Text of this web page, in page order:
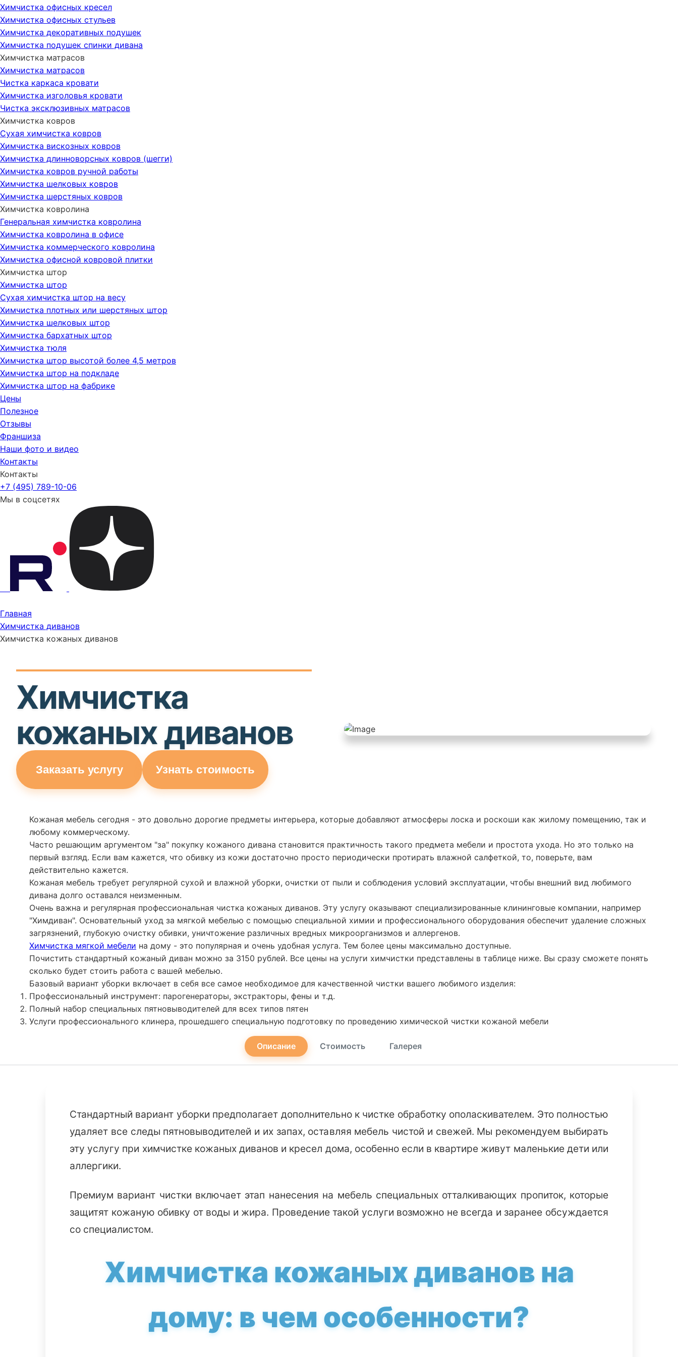
Химчистка офисных кресел
Химчистка офисных стульев
Химчистка декоративных подушек
Химчистка подушек спинки дивана
Химчистка матрасов
Химчистка матрасов
Чистка каркаса кровати
Химчистка изголовья кровати
Чистка эксклюзивных матрасов
Химчистка ковров
Сухая химчистка ковров
Химчистка вискозных ковров
Химчистка длинноворсных ковров (шегги)
Химчистка ковров ручной работы
Химчистка шелковых ковров
Химчистка шерстяных ковров
Химчистка ковролина
Генеральная химчистка ковролина
Химчистка ковролина в офисе
Химчистка коммерческого ковролина
Химчистка офисной ковровой плитки
Химчистка штор
Химчистка штор
Сухая химчистка штор на весу
Химчистка плотных или шерстяных штор
Химчистка шелковых штор
Химчистка бархатных штор
Химчистка тюля
Химчистка штор высотой более 4,5 метров
Химчистка штор на подкладе
Химчистка штор на фабрике
Цены
Полезное
Отзывы
Франшиза
Наши фото и видео
Контакты
Контакты
+7 (495) 789-10-06
Мы в соцсетях
Главная
Химчистка диванов
Химчистка кожаных диванов
Химчистка
кожаных диванов
Заказать услугу Узнать стоимость
Кожаная мебель сегодня - это довольно дорогие предметы интерьера, которые добавляют атмосферы лоска и роскоши как жилому помещению, так и
любому коммерческому.
Часто решающим аргументом "за" покупку кожаного дивана становится практичность такого предмета мебели и простота ухода. Но это только на
первый взгляд. Если вам кажется, что обивку из кожи достаточно просто периодически протирать влажной салфеткой, то, поверьте, вам
действительно кажется.
Кожаная мебель требует регулярной сухой и влажной уборки, очистки от пыли и соблюдения условий эксплуатации, чтобы внешний вид любимого
дивана долго оставался неизменным.
Очень важна и регулярная профессиональная чистка кожаных диванов. Эту услугу оказывают специализированные клининговые компании, например
"Химдиван". Основательный уход за мягкой мебелью с помощью специальной химии и профессионального оборудования обеспечит удаление сложных
загрязнений, глубокую очистку обивки, уничтожение различных вредных микроорганизмов и аллергенов.
Химчистка мягкой мебели на дому - это популярная и очень удобная услуга. Тем более цены максимально доступные.
Почистить стандартный кожаный диван можно за 3150 рублей. Все цены на услуги химчистки представлены в таблице ниже. Вы сразу сможете понять
сколько будет стоить работа с вашей мебелью.
Базовый вариант уборки включает в себя все самое необходимое для качественной чистки вашего любимого изделия:
Профессиональный инструмент: парогенераторы, экстракторы, фены и т.д.
Полный набор специальных пятновыводителей для всех типов пятен
Услуги профессионального клинера, прошедшего специальную подготовку по проведению химической чистки кожаной мебели
Описание Стоимость Галерея
Стандартный вариант уборки предполагает дополнительно к чистке обработку ополаскивателем. Это полностью
удаляет все следы пятновыводителей и их запах, оставляя мебель чистой и свежей. Мы рекомендуем выбирать
эту услугу при химчистке кожаных диванов и кресел дома, особенно если в квартире живут маленькие дети или
аллергики.
Премиум вариант чистки включает этап нанесения на мебель специальных отталкивающих пропиток, которые
защитят кожаную обивку от воды и жира. Проведение такой услуги возможно не всегда и заранее обсуждается
со специалистом.
Химчистка кожаных диванов на
дому: в чем особенности?